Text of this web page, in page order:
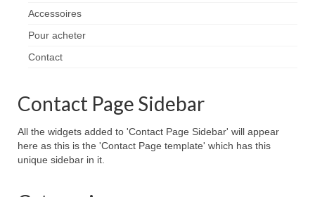
Accessoires
Pour acheter
Contact
Contact Page Sidebar
All the widgets added to 'Contact Page Sidebar' will appear
here as this is the 'Contact Page template' which has this
unique sidebar in it.